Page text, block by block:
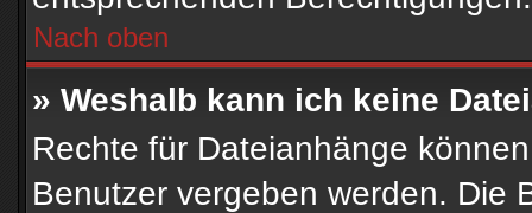
Nach oben
» Weshalb kann ich keine
Rechte für Dateianhänge
Benutzer vergeben werden. Die